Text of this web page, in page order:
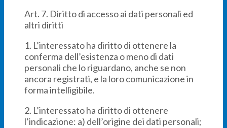
Art. 7. Diritto di accesso ai dati personali ed
altri diritti
1. L’interessato ha diritto di ottenere la
conferma dell’esistenza o meno di dati
personali che lo riguardano, anche se non
ancora registrati, e la loro comunicazione in
forma intelligibile.
2. L’interessato ha diritto di ottenere
l’indicazione: a) dell’origine dei dati personali;